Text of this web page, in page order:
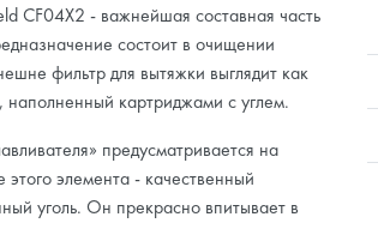
CF04X2 - важнейшая составная часть
состоит в очищении
фильтр для вытяжки выглядит как
наполненный картриджами с углем.
предусматривается на
элемента - качественный
уголь. Он прекрасно впитывает в